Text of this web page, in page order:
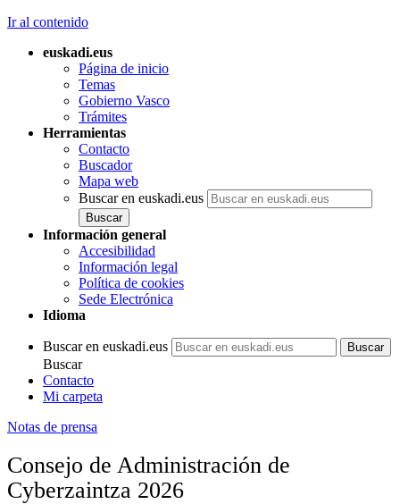
Ir al contenido
euskadi.eus
Página de inicio
Temas
Gobierno Vasco
Trámites
Herramientas
Contacto
Buscador
Mapa web
Buscar en euskadi.eus
Información general
Accesibilidad
Información legal
Política de cookies
Sede Electrónica
Idioma
Buscar en euskadi.eus
Buscar
Contacto
Mi carpeta
Notas de prensa
Consejo de Administración de
Cyberzaintza 2026